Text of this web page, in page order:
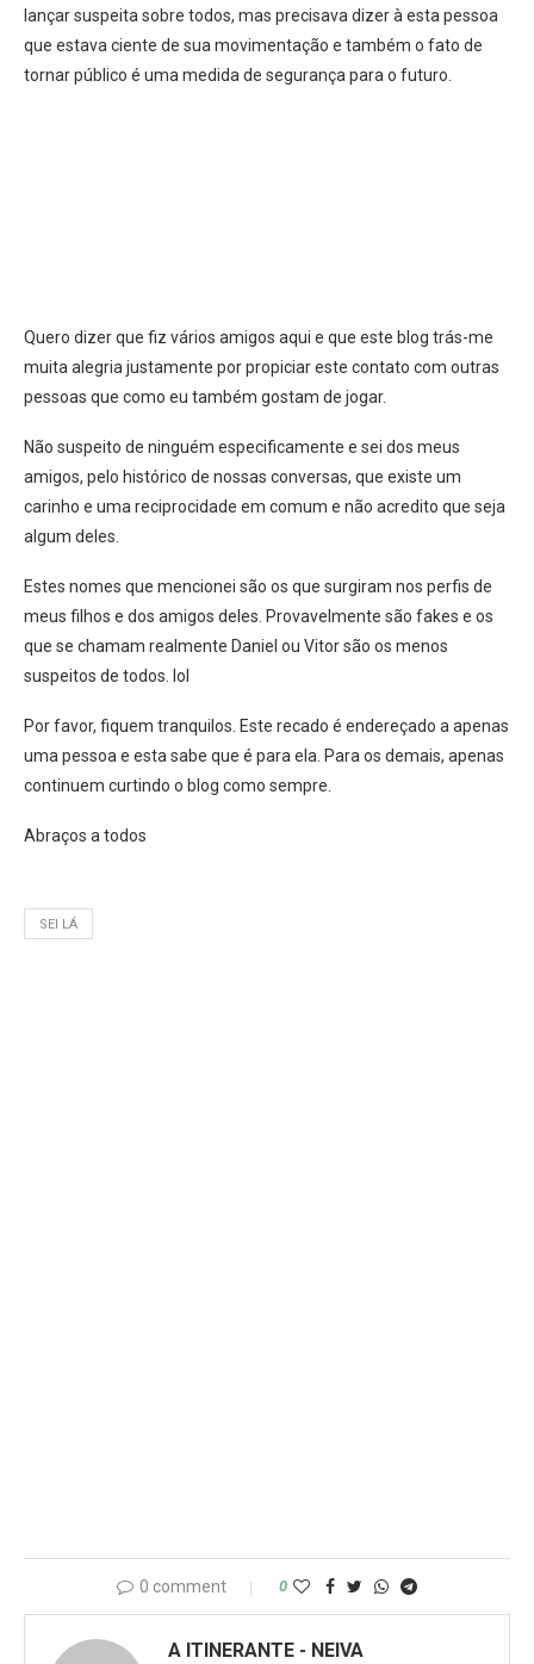
lançar suspeita sobre todos, mas precisava dizer à esta pessoa
que estava ciente de sua movimentação e também o fato de
tornar público é uma medida de segurança para o futuro.
Quero dizer que fiz vários amigos aqui e que este blog trás-me
muita alegria justamente por propiciar este contato com outras
pessoas que como eu também gostam de jogar.
Não suspeito de ninguém especificamente e sei dos meus
amigos, pelo histórico de nossas conversas, que existe um
carinho e uma reciprocidade em comum e não acredito que seja
algum deles.
Estes nomes que mencionei são os que surgiram nos perfis de
meus filhos e dos amigos deles. Provavelmente são fakes e os
que se chamam realmente Daniel ou Vitor são os menos
suspeitos de todos. lol
Por favor, fiquem tranquilos. Este recado é endereçado a apenas
uma pessoa e esta sabe que é para ela. Para os demais, apenas
continuem curtindo o blog como sempre.
Abraços a todos
SEI LÁ
0 comment 0
A ITINERANTE - NEIVA